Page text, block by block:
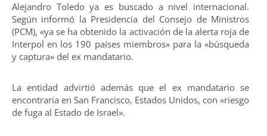
Alejandro Toledo ya es buscado a nivel internacional.
Según informó la Presidencia del Consejo de Ministros
(PCM), «ya se ha obtenido la activación de la alerta roja de
Interpol en los 190 países miembros» para la «búsqueda
y captura» del ex mandatario.
La entidad advirtió además que el ex mandatario se
encontraría en San Francisco, Estados Unidos, con «riesgo
de fuga al Estado de Israel».